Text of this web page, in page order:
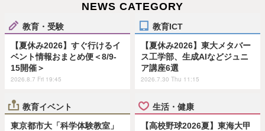
NEWS CATEGORY
教育・受験
【夏休み2026】すぐ行けるイ
ベント情報おまとめ便＜8/9-
15開催＞
2026.8.7 Fri 19:45
教育ICT
【夏休み2026】東大メタバー
ス工学部、生成AIなどジュニ
ア講座6選
2026.7.30 Thu 11:15
教育イベント
東京都市大「科学体験教室」
生活・健康
【高校野球2026夏】東海大甲